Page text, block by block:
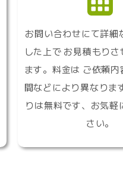
お問い合わせにて詳細
した上で お見積もり
ます。料金は ご依頼
間などにより異なりま
りは無料です、お気軽
さい。